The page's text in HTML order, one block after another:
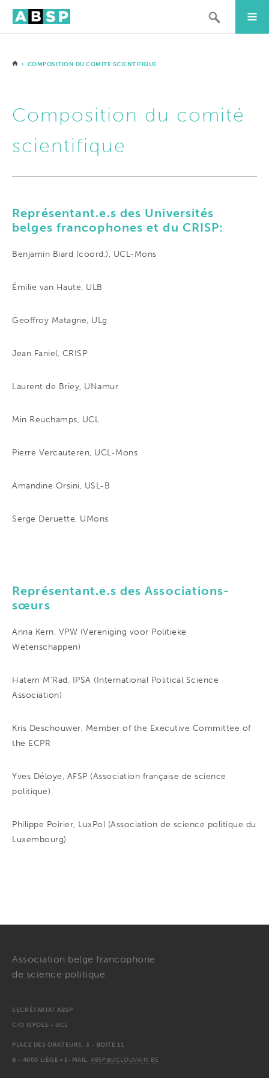
› COMPOSITION DU COMITÉ SCIENTIFIQUE
Composition du comité
scientifique
Représentant.e.s des Universités
belges francophones et du CRISP:
Benjamin Biard (coord.), UCL-Mons
Émilie van Haute, ULB
Geoffroy Matagne, ULg
Jean Faniel, CRISP
Laurent de Briey, UNamur
Min Reuchamps, UCL
Pierre Vercauteren, UCL-Mons
Amandine Orsini, USL-B
Serge Deruette, UMons
Représentant.e.s des Associations-
sœurs
Anna Kern, VPW (Vereniging voor Politieke
Wetenschappen)
Hatem M’Rad, IPSA (International Political Science
Association)
Kris Deschouwer, Member of the Executive Committee of
the ECPR
Yves Déloye, AFSP (Association française de science
politique)
Philippe Poirier, LuxPol (Association de science politique du
Luxembourg)
Association belge francophone
de science politique
SECRÉTARIAT ABSP
C/O ISPOLE - UCL
PLACE DES ORATEURS, 3 - BOITE 11
B - 4000 LIÈGE • E-MAIL:ABSP@UCLOUVAIN.BE